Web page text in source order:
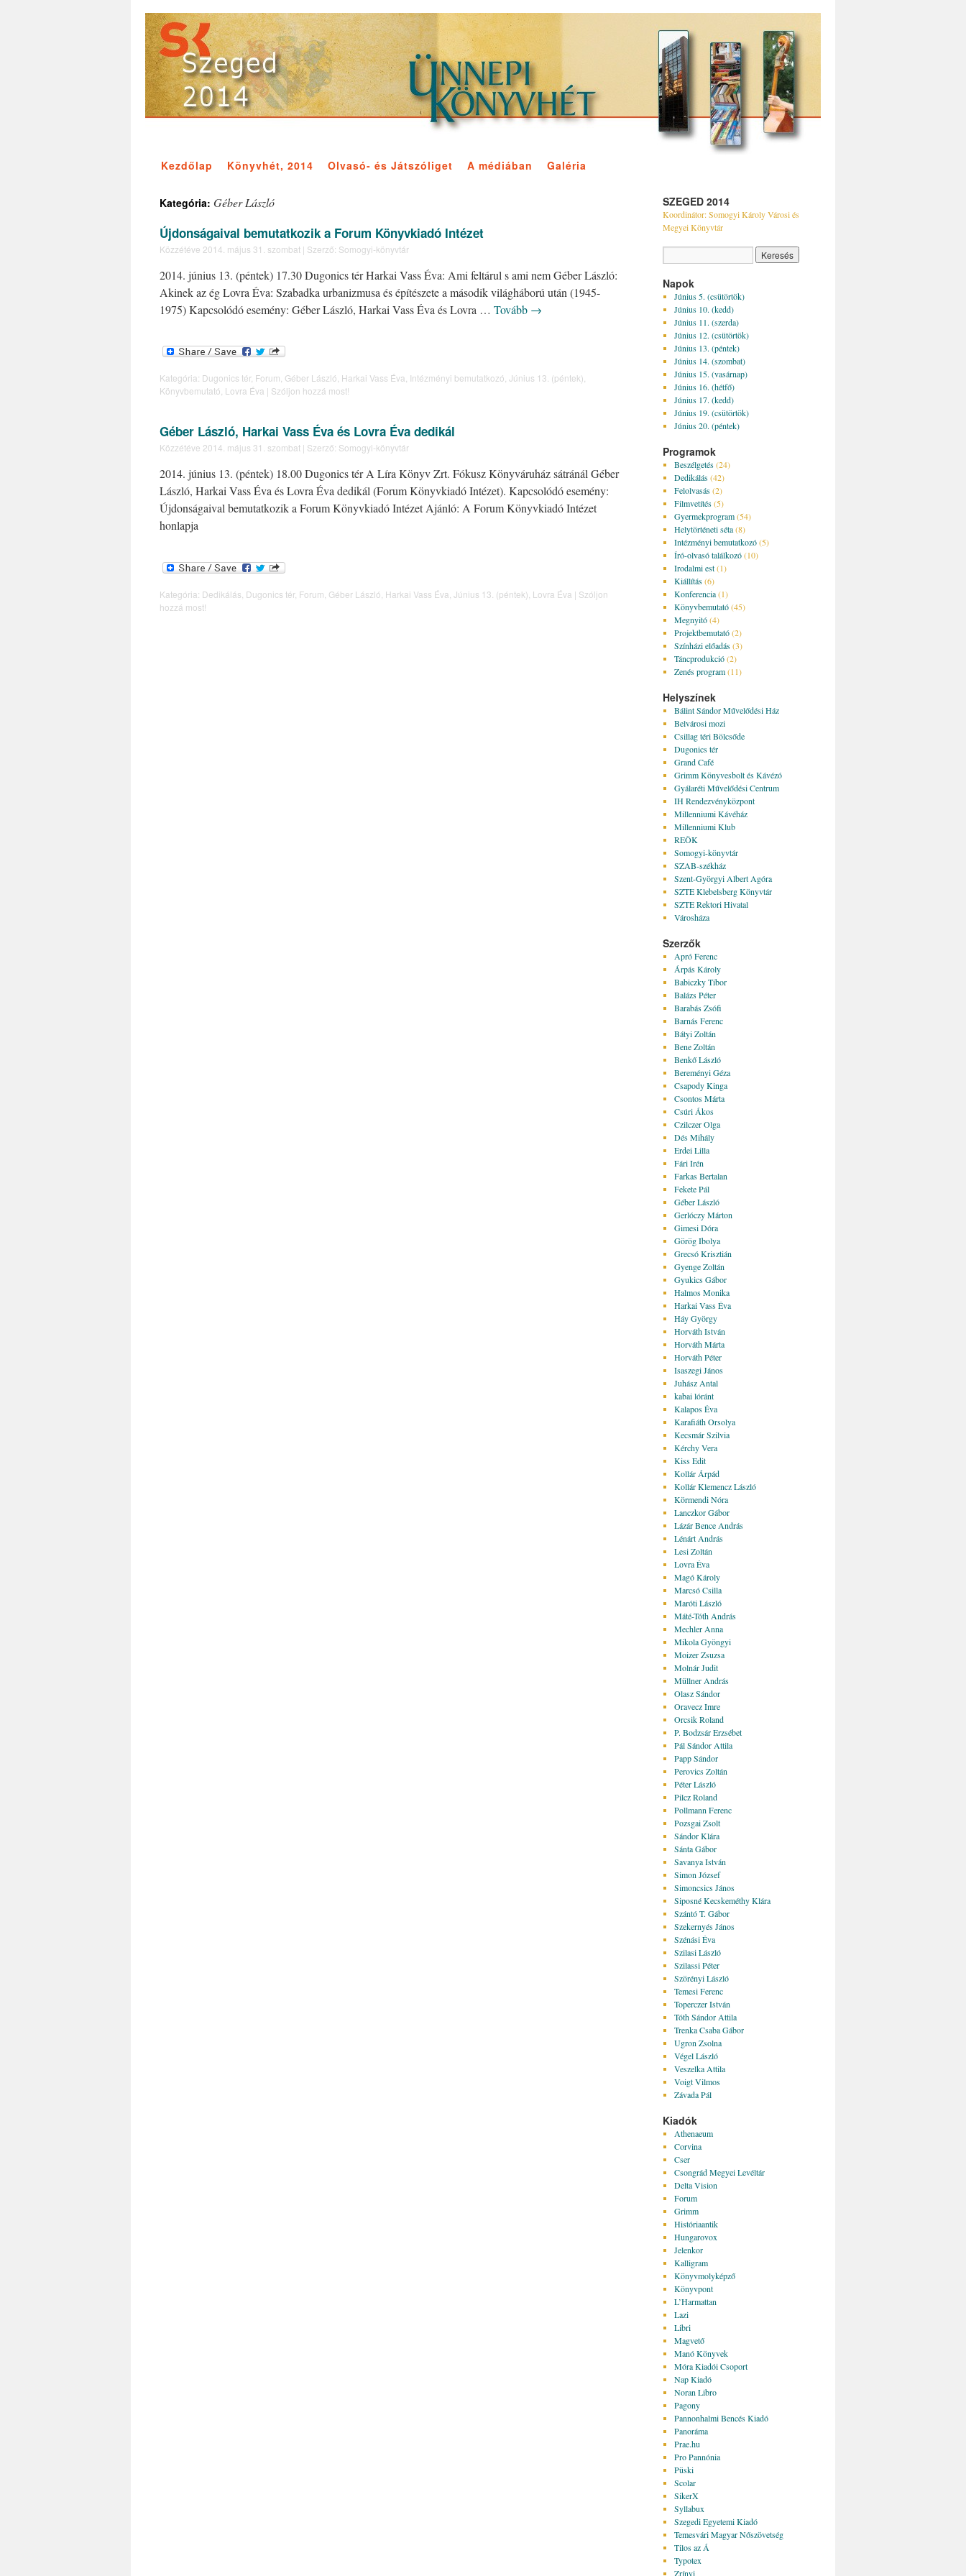
Kezdőlap Könyvhét, 2014 Olvasó- és Játszóliget A médiában Galéria
Kategória: Géber László
Újdonságaival bemutatkozik a Forum Könyvkiadó Intézet
Közzétéve 2014. május 31. szombat | Szerző: Somogyi-könyvtár
2014. június 13. (péntek) 17.30 Dugonics tér Harkai Vass Éva: Ami feltárul s ami nem Géber László:
Akinek az ég Lovra Éva: Szabadka urbanizmusa és építészete a második világháború után (1945-
1975) Kapcsolódó esemény: Géber László, Harkai Vass Éva és Lovra … Tovább →
Kategória: Dugonics tér, Forum, Géber László, Harkai Vass Éva, Intézményi bemutatkozó, Június 13. (péntek),
Könyvbemutató, Lovra Éva | Szóljon hozzá most!
Géber László, Harkai Vass Éva és Lovra Éva dedikál
Közzétéve 2014. május 31. szombat | Szerző: Somogyi-könyvtár
2014. június 13. (péntek) 18.00 Dugonics tér A Líra Könyv Zrt. Fókusz Könyváruház sátránál Géber
László, Harkai Vass Éva és Lovra Éva dedikál (Forum Könyvkiadó Intézet). Kapcsolódó esemény:
Újdonságaival bemutatkozik a Forum Könyvkiadó Intézet Ajánló: A Forum Könyvkiadó Intézet
honlapja
Kategória: Dedikálás Dugonics tér, Forum Géber László Harkai Vass Éva Június 13. (péntek) Lovra Éva | Szóljon
hozzá most!
SZEGED 2014
Koordinátor: Somogyi Károly Városi és
Megyei Könyvtár
Napok
Június 5. (csütörtök)
Június 10. (kedd)
Június 11. (szerda)
Június 12. (csütörtök)
Június 13. (péntek)
Június 14. (szombat)
Június 15. (vasárnap)
Június 16. (hétfő)
Június 17. (kedd)
Június 19. (csütörtök)
Június 20. (péntek)
Programok
Beszélgetés(24)
Dedikálás(42)
Felolvasás(2)
Filmvetítés(5)
Gyermekprogram(54)
Helytörténeti séta(8)
Intézményi bemutatkozó(5)
Író-olvasó találkozó(10)
Irodalmi est(1)
Kiállítás(6)
Konferencia(1)
Könyvbemutató(45)
Megnyitó(4)
Projektbemutató(2)
Színházi előadás(3)
Táncprodukció(2)
Zenés program(11)
Helyszínek
Bálint Sándor Művelődési Ház
Belvárosi mozi
Csillag téri Bölcsőde
Dugonics tér
Grand Café
Grimm Könyvesbolt és Kávézó
Gyálaréti Művelődési Centrum
IH Rendezvényközpont
Millenniumi Kávéház
Millenniumi Klub
REÖK
Somogyi-könyvtár
SZAB-székház
Szent-Györgyi Albert Agóra
SZTE Klebelsberg Könyvtár
SZTE Rektori Hivatal
Városháza
Szerzők
Apró Ferenc
Árpás Károly
Babiczky Tibor
Balázs Péter
Barabás Zsófi
Barnás Ferenc
Bátyi Zoltán
Bene Zoltán
Benkő László
Bereményi Géza
Csapody Kinga
Csontos Márta
Csúri Ákos
Czilczer Olga
Dés Mihály
Erdei Lilla
Fári Irén
Farkas Bertalan
Fekete Pál
Géber László
Gerlóczy Márton
Gimesi Dóra
Görög Ibolya
Grecsó Krisztián
Gyenge Zoltán
Gyukics Gábor
Halmos Monika
Harkai Vass Éva
Háy György
Horváth István
Horváth Márta
Horváth Péter
Isaszegi János
Juhász Antal
kabai lóránt
Kalapos Éva
Karafiáth Orsolya
Kecsmár Szilvia
Kérchy Vera
Kiss Edit
Kollár Árpád
Kollár Klemencz László
Körmendi Nóra
Lanczkor Gábor
Lázár Bence András
Lénárt András
Lesi Zoltán
Lovra Éva
Magó Károly
Marcsó Csilla
Maróti László
Máté-Tóth András
Mechler Anna
Mikola Gyöngyi
Moizer Zsuzsa
Molnár Judit
Müllner András
Olasz Sándor
Oravecz Imre
Orcsik Roland
P. Bodzsár Erzsébet
Pál Sándor Attila
Papp Sándor
Perovics Zoltán
Péter László
Pilcz Roland
Pollmann Ferenc
Pozsgai Zsolt
Sándor Klára
Sánta Gábor
Savanya István
Simon József
Simoncsics János
Siposné Kecskeméthy Klára
Szántó T. Gábor
Szekernyés János
Szénási Éva
Szilasi László
Szilassi Péter
Szörényi László
Temesi Ferenc
Toperczer István
Tóth Sándor Attila
Trenka Csaba Gábor
Ugron Zsolna
Végel László
Veszelka Attila
Voigt Vilmos
Závada Pál
Kiadók
Athenaeum
Corvina
Cser
Csongrád Megyei Levéltár
Delta Vision
Forum
Grimm
Históriaantik
Hungarovox
Jelenkor
Kalligram
Könyvmolyképző
Könyvpont
L’Harmattan
Lazi
Libri
Magvető
Manó Könyvek
Móra Kiadói Csoport
Nap Kiadó
Noran Libro
Pagony
Pannonhalmi Bencés Kiadó
Panoráma
Prae.hu
Pro Pannónia
Püski
Scolar
SikerX
Syllabux
Szegedi Egyetemi Kiadó
Temesvári Magyar Nőszövetség
Tilos az Á
Typotex
Zrínyi